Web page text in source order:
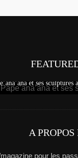
et ses sculptures à
A
pour les